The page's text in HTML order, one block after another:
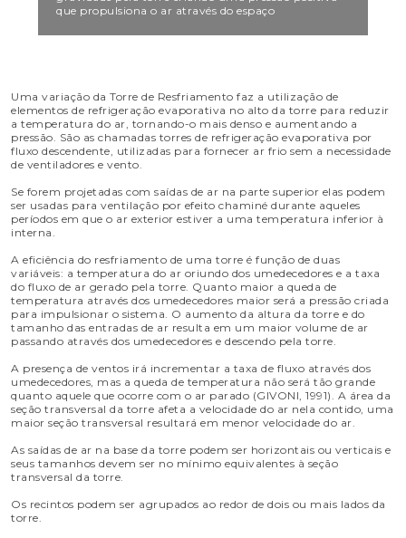
que propulsiona o ar através do espaço
Uma variação da Torre de Resfriamento faz a utilização de
elementos de refrigeração evaporativa no alto da torre para reduzir
a temperatura do ar, tornando-o mais denso e aumentando a
pressão. São as chamadas torres de refrigeração evaporativa por
fluxo descendente, utilizadas para fornecer ar frio sem a necessidade
de ventiladores e vento.
Se forem projetadas com saídas de ar na parte superior elas podem
ser usadas para ventilação por efeito chaminé durante aqueles
períodos em que o ar exterior estiver a uma temperatura inferior à
interna.
A eficiência do resfriamento de uma torre é função de duas
variáveis: a temperatura do ar oriundo dos umedecedores e a taxa
do fluxo de ar gerado pela torre. Quanto maior a queda de
temperatura através dos umedecedores maior será a pressão criada
para impulsionar o sistema. O aumento da altura da torre e do
tamanho das entradas de ar resulta em um maior volume de ar
passando através dos umedecedores e descendo pela torre.
A presença de ventos irá incrementar a taxa de fluxo através dos
umedecedores, mas a queda de temperatura não será tão grande
quanto aquele que ocorre com o ar parado (GIVONI, 1991). A área da
seção transversal da torre afeta a velocidade do ar nela contido, uma
maior seção transversal resultará em menor velocidade do ar.
As saídas de ar na base da torre podem ser horizontais ou verticais e
seus tamanhos devem ser no mínimo equivalentes à seção
transversal da torre.
Os recintos podem ser agrupados ao redor de dois ou mais lados da
torre.